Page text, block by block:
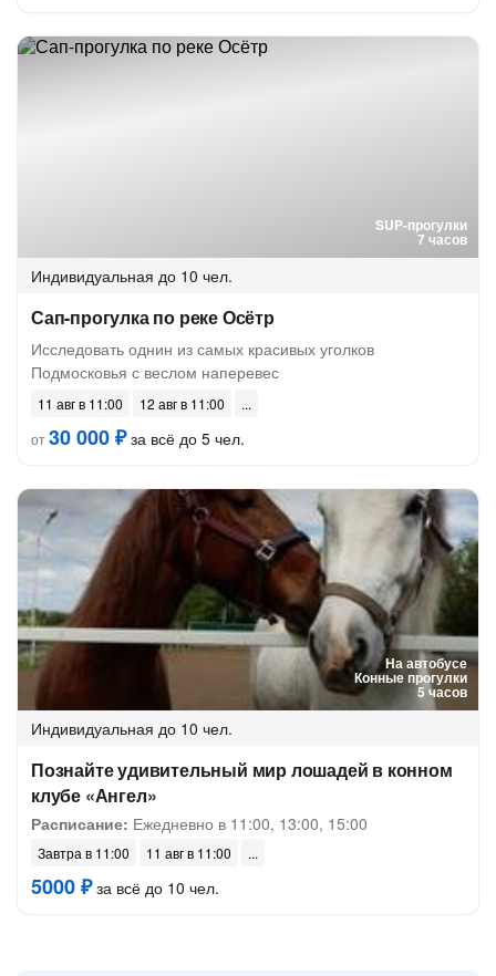
SUP-прогулки
7 часов
Индивидуальная до 10 чел.
Сап-прогулка по реке Осётр
Исследовать однин из самых красивых уголков
Подмосковья с веслом наперевес
11 авг в 11:00
12 авг в 11:00
от30 000 ₽за всё до 5 чел.
На автобусе
Конные прогулки
5 часов
Индивидуальная до 10 чел.
Познайте удивительный мир лошадей в конном
клубе «Ангел»
Расписание: Ежедневно в 11:00, 13:00, 15:00
Завтра в 11:00 11 авг в 11:00
5000 ₽за всё до 10 чел.